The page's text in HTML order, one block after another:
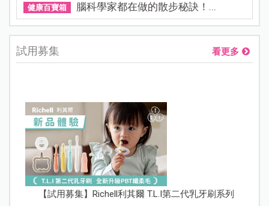
健康百寶箱 腦科學家都在做的散步秘訣！...
試用募集 看更多
【試用募集】Richell利其爾 T.L.I第二代乳牙刷系列